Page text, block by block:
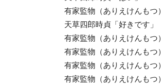
有家監物（ありえけんもつ
天草四郎時貞「好きです」
有家監物（ありえけんもつ
有家監物（ありえけんもつ
有家監物（ありえけんもつ
有家監物（ありえけんもつ